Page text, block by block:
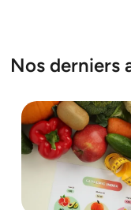
Nos derniers